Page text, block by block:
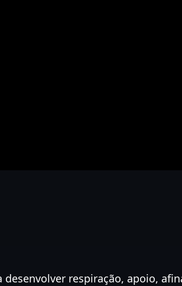
respiração, apoio,